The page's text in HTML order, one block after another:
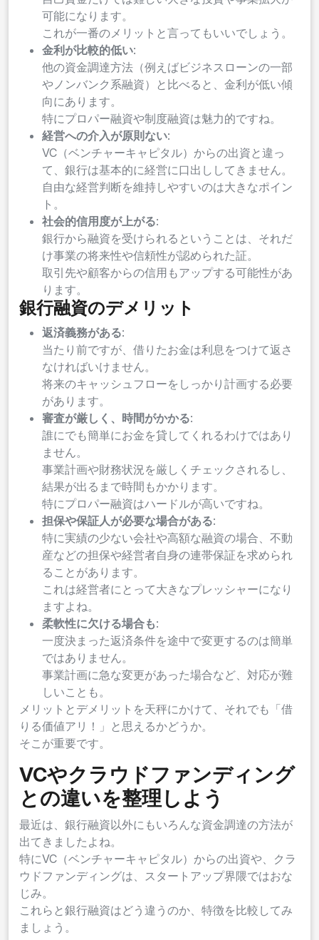
可能になります。
これが一番のメリットと言ってもいいでしょう。
金利が比較的低い:
他の資金調達方法（例えばビジネスローンの一部
やノンバンク系融資）と比べると、金利が低い傾
向にあります。
特にプロパー融資や制度融資は魅力的ですね。
経営への介入が原則ない:
VC（ベンチャーキャピタル）からの出資と違っ
て、銀行は基本的に経営に口出ししてきません。
自由な経営判断を維持しやすいのは大きなポイン
ト。
社会的信用度が上がる:
銀行から融資を受けられるということは、それだ
け事業の将来性や信頼性が認められた証。
取引先や顧客からの信用もアップする可能性があ
ります。
銀行融資のデメリット
返済義務がある:
当たり前ですが、借りたお金は利息をつけて返さ
なければいけません。
将来のキャッシュフローをしっかり計画する必要
があります。
審査が厳しく、時間がかかる:
誰にでも簡単にお金を貸してくれるわけではあり
ません。
事業計画や財務状況を厳しくチェックされるし、
結果が出るまで時間もかかります。
特にプロパー融資はハードルが高いですね。
担保や保証人が必要な場合がある:
特に実績の少ない会社や高額な融資の場合、不動
産などの担保や経営者自身の連帯保証を求められ
ることがあります。
これは経営者にとって大きなプレッシャーになり
ますよね。
柔軟性に欠ける場合も:
一度決まった返済条件を途中で変更するのは簡単
ではありません。
事業計画に急な変更があった場合など、対応が難
しいことも。
メリットとデメリットを天秤にかけて、それでも「借
りる価値アリ！」と思えるかどうか。
そこが重要です。
VCやクラウドファンディング
との違いを整理しよう
最近は、銀行融資以外にもいろんな資金調達の方法が
出てきましたよね。
特にVC（ベンチャーキャピタル）からの出資や、クラ
ウドファンディングは、スタートアップ界隈ではおな
じみ。
これらと銀行融資はどう違うのか、特徴を比較してみ
ましょう。